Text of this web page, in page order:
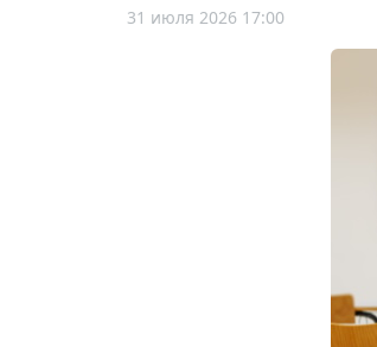
31 июля 2026 17:00